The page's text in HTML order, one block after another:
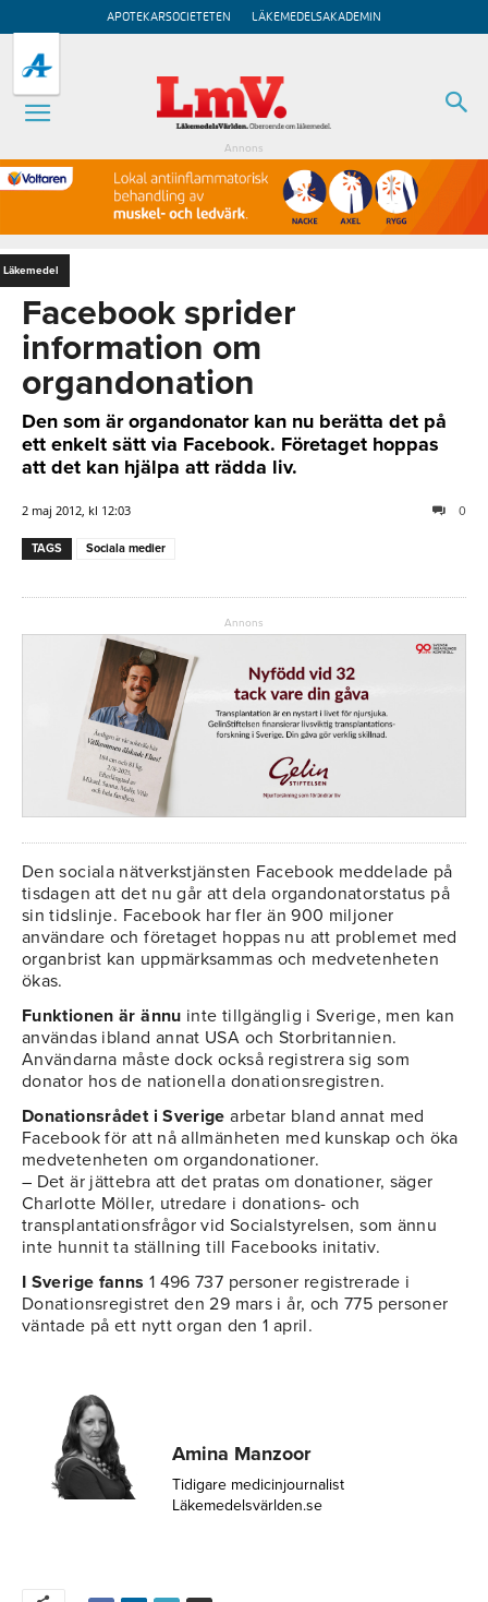
APOTEKARSOCIETETEN LÄKEMEDELSAKADEMIN
Annons
Läkemedel
Facebook sprider
information om
organdonation
Den som är organdonator kan nu berätta det på
ett enkelt sätt via Facebook. Företaget hoppas
att det kan hjälpa att rädda liv.
2 maj 2012, kl 12:03 0
TAGS Sociala medier
Annons
Den sociala nätverkstjänsten Facebook meddelade på
tisdagen att det nu går att dela organdonatorstatus på
sin tidslinje. Facebook har fler än 900 miljoner
användare och företaget hoppas nu att problemet med
organbrist kan uppmärksammas och medvetenheten
ökas.
Funktionen är ännu inte tillgänglig i Sverige, men kan
användas ibland annat USA och Storbritannien.
Användarna måste dock också registrera sig som
donator hos de nationella donationsregistren.
Donationsrådet i Sverigearbetar bland annat med
Facebook för att nå allmänheten med kunskap och öka
medvetenheten om organdonationer.
– Det är jättebra att det pratas om donationer, säger
Charlotte Möller, utredare i donations- och
transplantationsfrågor vid Socialstyrelsen, som ännu
inte hunnit ta ställning till Facebooks initativ.
I Sverige fanns 1 496 737 personer registrerade i
Donationsregistret den 29 mars i år, och 775 personer
väntade på ett nytt organ den 1 april.
Amina Manzoor
Tidigare medicinjournalist
Läkemedelsvärlden.se